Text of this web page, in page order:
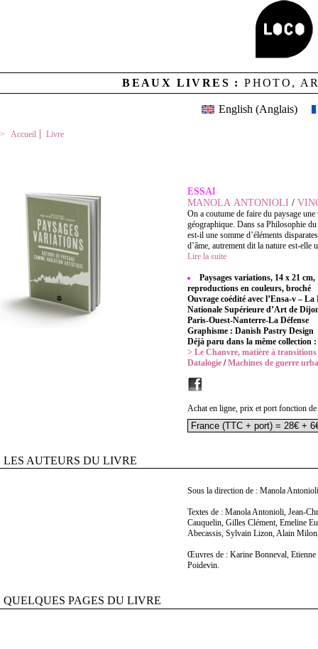
BEAUX LIVRES :PHOTO,
English (Anglais)
Accueil Livre
ESSAI
MANOLA ANTONIOLI /
On a coutume de faire du paysage
géographique. Dans sa Philosophie
est-il une somme d’éléments
d’âme, autrement dit la nature est-
Lire la suite
Paysages variations, 14 x 21
reproductions en couleurs, broché
Ouvrage coédité avec l’Ensa-v –
Nationale Supérieure d’Art de
Paris-Ouest-Nanterre-La Défense
Graphisme : Danish Pastry Design
Déjà paru dans la même collection :
> Le Chanvre, matière à transitions
Datalogie /Machines de guerre
Achat en ligne, prix et port fonction de
LES AUTEURS DU LIVRE
Sous la direction de : Manola
Textes de : Manola Antonioli, Jean-
Cauquelin, Gilles Clément, Emeline
Abecassis, Sylvain Lizon, Alain
Œuvres de : Karine Bonneval,
Poidevin.
QUELQUES PAGES DU LIVRE